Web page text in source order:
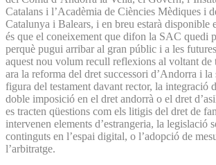
Catalans i l’Acadèmia de Ciències Mèdiques i
Catalunya i Balears, i en breu estarà disponible
és que el coneixement que difon la SAC quedi
perquè pugui arribar al gran públic i a les
aquest nou volum recull reflexions al voltant de
ara la reforma del dret successori d’Andorra i la
figura del testament davant rector, la integració
doble imposició en el dret andorrà o el dret
es tracten qüestions com els litigis del dret de
intervenen elements d’estrangeria, la legislació
continguts en l’espai digital, o l’adopció de
l’arbitratge.